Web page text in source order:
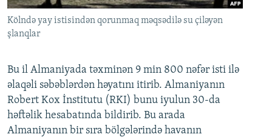
Kölndə yay istisindən qorunmaq məqsədilə su çiləyən
şlanqlar
Bu il Almaniyada təxminən 9 min 800 nəfər isti ilə
əlaqəli səbəblərdən həyatını itirib. Almaniyanın
Robert Kox İnstitutu (RKI) bunu iyulun 30-da
həftəlik hesabatında bildirib. Bu arada
Almaniyanın bir sıra bölgələrində havanın